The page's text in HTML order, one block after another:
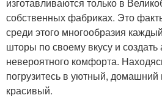
собственных фабриках. Это
среди этого многообразия
шторы по своему вкусу и
невероятного комфорта.
погрузитесь в уютный,
красивый.